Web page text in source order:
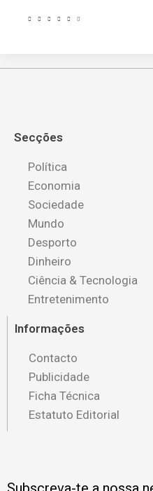
Secções
Política
Economia
Sociedade
Mundo
Desporto
Dinheiro
Ciência & Tecnologia
Entretenimento
Informações
Contacto
Publicidade
Ficha Técnica
Estatuto Editorial